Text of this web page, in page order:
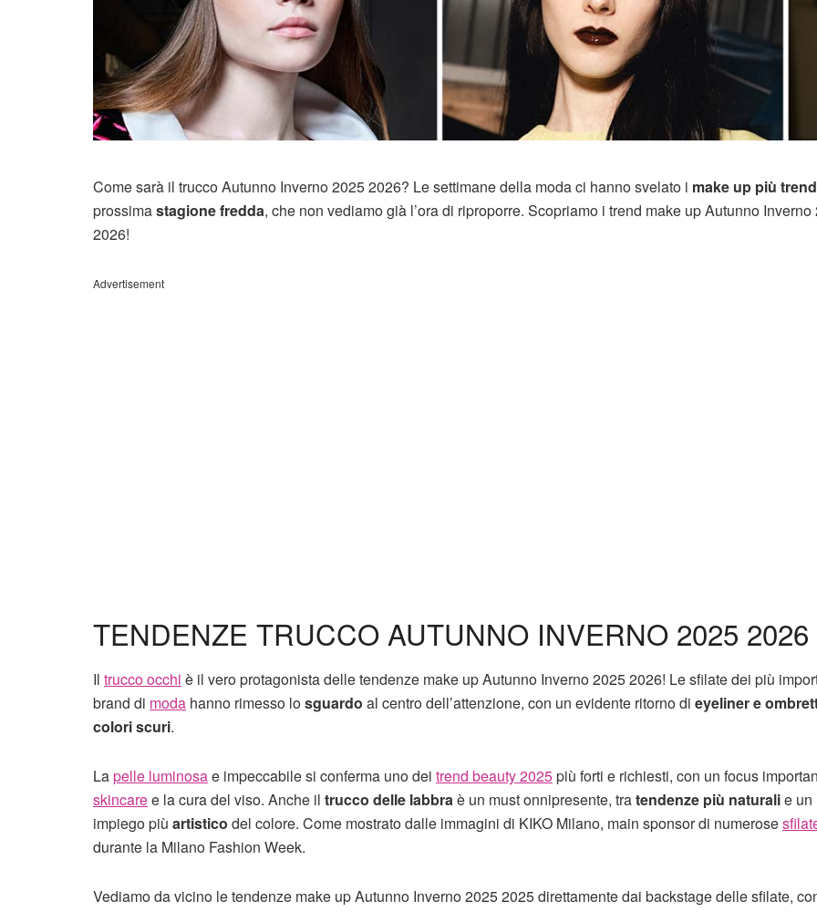
Come sarà il trucco Autunno Inverno 2025 2026? Le settimane della moda ci hanno svelato i make up più
prossimastagione fredda, che non vediamo già l’ora di riproporre. Scopriamo i trend make up Autunno Inverno
2026!
Advertisement
TENDENZE TRUCCO AUTUNNO INVERNO 2025 2026
Il trucco occhi è il vero protagonista delle tendenze make up Autunno Inverno 2025 2026! Le sfilate dei più
brand di moda hanno rimesso losguardo al centro dell’attenzione, con un evidente ritorno di eyeliner e
colori scuri.
Lapelle luminosae impeccabile si conferma uno dei trend beauty 2025più forti e richiesti, con un focus
skincaree la cura del viso. Anche il trucco delle labbraè un must onnipresente, tratendenze più naturalie un
impiego più artistico del colore. Come mostrato dalle immagini di KIKO Milano, main sponsor di numerose
durante la Milano Fashion Week.
Vediamo da vicino le tendenze make up Autunno Inverno 2025 2025 direttamente dai backstage delle sfilate,